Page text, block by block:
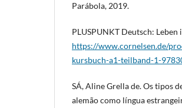
Parábola, 2019.
PLUSPUNKT Deutsch:
https://www.cornelsen.de/
kursbuch-a1-teilband-1-
SÁ, Aline Grella de. Os tipos
alemão como língua